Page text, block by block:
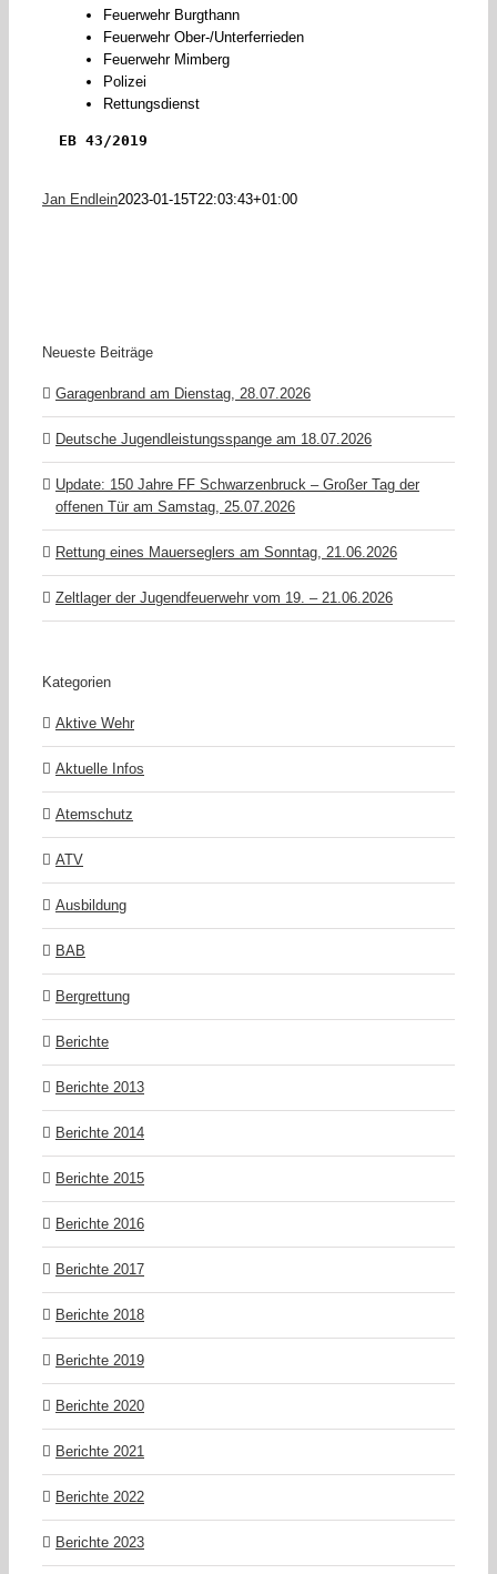
Feuerwehr Burgthann
Feuerwehr Ober-/Unterferrieden
Feuerwehr Mimberg
Polizei
Rettungsdienst
EB 43/2019
Jan Endlein2023-01-15T22:03:43+01:00
Neueste Beiträge
Garagenbrand am Dienstag, 28.07.2026
Deutsche Jugendleistungsspange am 18.07.2026
Update: 150 Jahre FF Schwarzenbruck – Großer Tag der
offenen Tür am Samstag, 25.07.2026
Rettung eines Mauerseglers am Sonntag, 21.06.2026
Zeltlager der Jugendfeuerwehr vom 19. – 21.06.2026
Kategorien
Aktive Wehr
Aktuelle Infos
Atemschutz
ATV
Ausbildung
BAB
Bergrettung
Berichte
Berichte 2013
Berichte 2014
Berichte 2015
Berichte 2016
Berichte 2017
Berichte 2018
Berichte 2019
Berichte 2020
Berichte 2021
Berichte 2022
Berichte 2023